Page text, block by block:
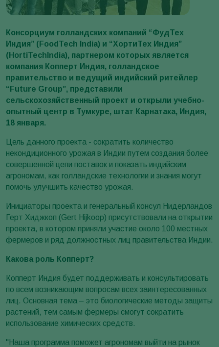
Консорциум голландских компаний “ФудТех
Индия” (FoodTech India) и “ХортиТех Индия”
(HortiTechIndia), партнером которых является
компания Копперт Индия, голландское
правительство и ведущий индийский ритейлер
“Future Group”, представили
сельскохозяйственный проект и открыли учебно-
опытный центр в Тумкуре, штат Карнатака, Индия,
18 января.
Цель данного проекта - сократить количество
некондиционного урожая в Индии путем создания более
совершенной цепи поставок и показать индийским
агрономам, как голландские технологии и знания могут
помочь улучшить качество урожая.
Инициаторы проекта и генеральный консул Нидерландов
Герт Хиджкоп (Gert Hijkoop) присутствовали на открытии
проекта, в котором приняли участие около 100 местных
фермеров и ряд должностных лиц правительства Индии.
Какова роль Копперт?
Копперт Индия будет поддерживать и консультировать
по всем возникающим вопросам всех заинтересованных
лиц. Основная тема – это биологические методы защиты
растений, тем самым фермеры смогут сократить
использование химических средств.
"Наша программа поможет агрономам выйти на рынок